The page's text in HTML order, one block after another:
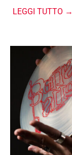
LEGGI TUTTO →